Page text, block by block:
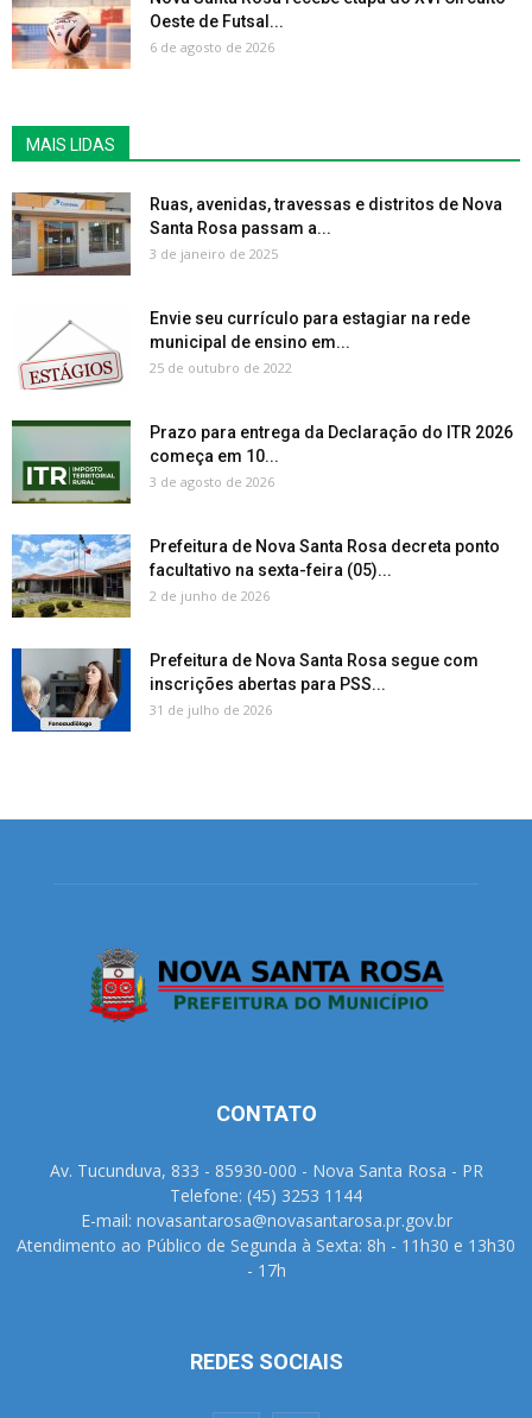
Oeste de Futsal...
6 de agosto de 2026
MAIS LIDAS
Ruas, avenidas, travessas e distritos de Nova
Santa Rosa passam a...
3 de janeiro de 2025
Envie seu currículo para estagiar na rede
municipal de ensino em...
25 de outubro de 2022
Prazo para entrega da Declaração do ITR 2026
começa em 10...
3 de agosto de 2026
Prefeitura de Nova Santa Rosa decreta ponto
facultativo na sexta-feira (05)...
2 de junho de 2026
Prefeitura de Nova Santa Rosa segue com
inscrições abertas para PSS...
31 de julho de 2026
CONTATO
Av. Tucunduva, 833 - 85930-000 - Nova Santa Rosa - PR
Telefone: (45) 3253 1144
E-mail: novasantarosa@novasantarosa.pr.gov.br
Atendimento ao Público de Segunda à Sexta: 8h - 11h30 e 13h30
- 17h
REDES SOCIAIS